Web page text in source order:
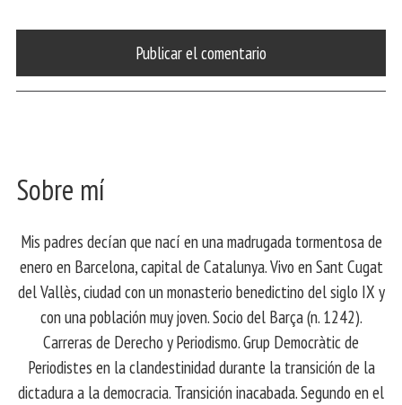
Sobre mí
Mis padres decían que nací en una madrugada tormentosa de
enero en Barcelona, ​​capital de Catalunya. Vivo en Sant Cugat
del Vallès, ciudad con un monasterio benedictino del siglo IX y
con una población muy joven. Socio del Barça (n. 1242).
Carreras de Derecho y Periodismo. Grup Democràtic de
Periodistes en la clandestinidad durante la transición de la
dictadura a la democracia. Transición inacabada. Segundo en el